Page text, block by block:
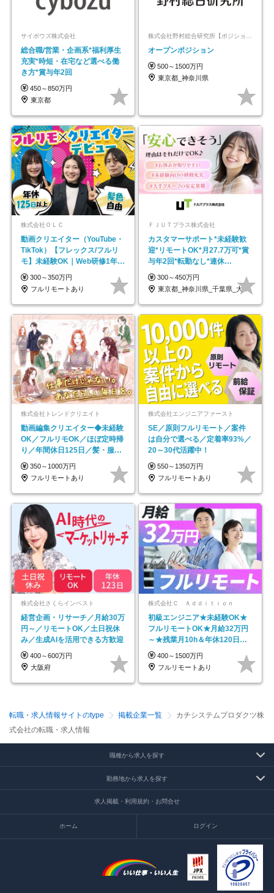
サイボウズ株式会社
総合職/営業・企画系*福利厚生
充実*時短・在宅など選べる働
き方*賞与年2回
450～850万円
東京都
オープンポジション
500～1500万円
東京都_神奈川県
株式会社ＯＬＣ
動画クリエイター（YouTube・
TikTok）【フレックス/フルリ
モ】未経験OK｜Web研修1年間
｜副業OK
300～350万円
フルリモートあり
ＦＪＵＴプラス株式会社
カスタマーサポート*未経験歓
迎*リモートOK*月27.7万可*賞
与年2回*転勤なし*連休
OK/ZE010232
300～450万円
東京都_神奈川県_千葉県_大阪府_愛知県…
株式会社トレンドクリエイト
動画編集クリエイター◆未経験
OK／フルリモOK／ほぼ定時帰
り／年間休日125日／髪・服・
ネイル自由／副業OK
350～1000万円
フルリモートあり
株式会社エンジニアファースト
SE／原則フルリモート／案件
は自分で選べる／定着率93%／
20～30代活躍中！
550～1350万円
フルリモートあり
株式会社さくらインベスト
経営企画・リサーチ／月給30万
円～／リモートOK／土日祝休
み／生成AIを活用できる方歓迎
400～600万円
大阪府
株式会社Ｃ Ａｄｄｉｔｉｏｎ
初級エンジニア★未経験OK★
フルリモートOK★月給32万円
～★残業月10h＆年休120日以
上★副業可
400～1500万円
フルリモートあり
転職・求人情報サイトのtype 掲載企業一覧
カチシステムプロダクツ株
式会社の転職・求人情報
職種から求人を探す
勤務地から求人を探す
求人掲載・利用規約・お問合せ
ホーム ログイン